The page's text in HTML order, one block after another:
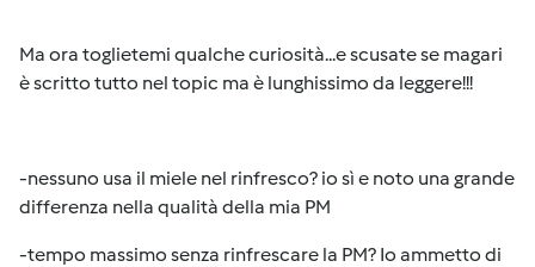
Ma ora toglietemi qualche curiosità...e scusate se magari
è scritto tutto nel topic ma è lunghissimo da leggere!!!
-nessuno usa il miele nel rinfresco? io sì e noto una grande
differenza nella qualità della mia PM
-tempo massimo senza rinfrescare la PM? Io ammetto di